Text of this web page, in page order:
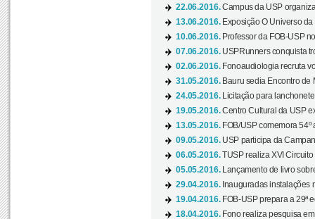
22.06.2016.Campus da USP
13.06.2016. Exposição O Universo
10.06.2016. Professor da FOB-USP
07.06.2016. USPRunners conquista
02.06.2016. Fonoaudiologia recruta
31.05.2016. Bauru sedia Encontro de
24.05.2016.
Licitação para
19.05.2016.Centro Cultural da USP
13.05.2016. FOB/USP comemora
09.05.2016. USP participa da
06.05.2016.TUSP realiza XVI Circuito
05.05.2016.
Lançamento de livro
29.04.2016. Inauguradas instalações
19.04.2016. FOB-USP prepara a 29ª
18.04.2016. Fono realiza pesquisa